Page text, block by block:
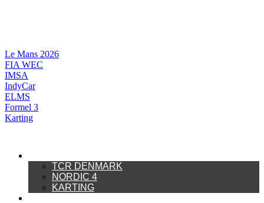
Le Mans 2026
FIA WEC
IMSA
IndyCar
ELMS
Formel 3
Karting
TCR DENMARK
NORDIC 4
KARTING